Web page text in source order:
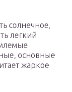
солнечное,
легкий
основные
жаркое